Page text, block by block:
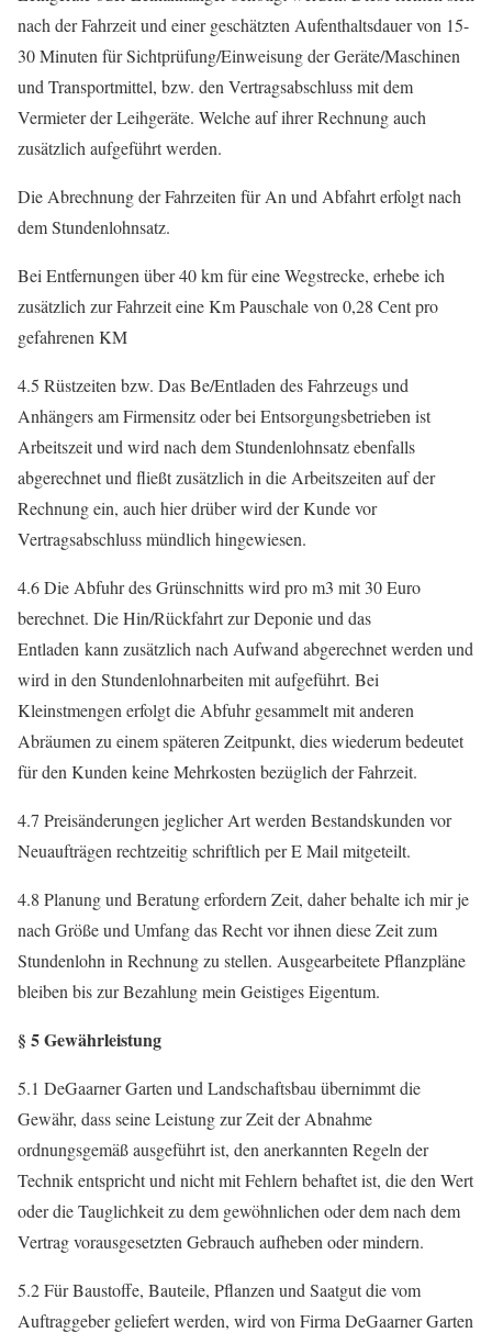
nach der Fahrzeit und einer geschätzten Aufenthaltsdauer von 15-
30 Minuten für Sichtprüfung/Einweisung der Geräte/Maschinen
und Transportmittel, bzw. den Vertragsabschluss mit dem
Vermieter der Leihgeräte. Welche auf ihrer Rechnung auch
zusätzlich aufgeführt werden.
Die Abrechnung der Fahrzeiten für An und Abfahrt erfolgt nach
dem Stundenlohnsatz.
Bei Entfernungen über 40 km für eine Wegstrecke, erhebe ich
zusätzlich zur Fahrzeit eine Km Pauschale von 0,28 Cent pro
gefahrenen KM
4.5 Rüstzeiten bzw. Das Be/Entladen des Fahrzeugs und
Anhängers am Firmensitz oder bei Entsorgungsbetrieben ist
Arbeitszeit und wird nach dem Stundenlohnsatz ebenfalls
abgerechnet und fließt zusätzlich in die Arbeitszeiten auf der
Rechnung ein, auch hier drüber wird der Kunde vor
Vertragsabschluss mündlich hingewiesen.
4.6 Die Abfuhr des Grünschnitts wird pro m3 mit 30 Euro
berechnet. Die Hin/Rückfahrt zur Deponie und das
Entladen kann zusätzlich nach Aufwand abgerechnet werden und
wird in den Stundenlohnarbeiten mit aufgeführt. Bei
Kleinstmengen erfolgt die Abfuhr gesammelt mit anderen
Abräumen zu einem späteren Zeitpunkt, dies wiederum bedeutet
für den Kunden keine Mehrkosten bezüglich der Fahrzeit.
4.7 Preisänderungen jeglicher Art werden Bestandskunden vor
Neuaufträgen rechtzeitig schriftlich per E Mail mitgeteilt.
4.8 Planung und Beratung erfordern Zeit, daher behalte ich mir je
nach Größe und Umfang das Recht vor ihnen diese Zeit zum
Stundenlohn in Rechnung zu stellen. Ausgearbeitete Pflanzpläne
bleiben bis zur Bezahlung mein Geistiges Eigentum.
§ 5 Gewährleistung
5.1 DeGaarner Garten und Landschaftsbau übernimmt die
Gewähr, dass seine Leistung zur Zeit der Abnahme
ordnungsgemäß ausgeführt ist, den anerkannten Regeln der
Technik entspricht und nicht mit Fehlern behaftet ist, die den Wert
oder die Tauglichkeit zu dem gewöhnlichen oder dem nach dem
Vertrag vorausgesetzten Gebrauch aufheben oder mindern.
5.2 Für Baustoffe, Bauteile, Pflanzen und Saatgut die vom
Auftraggeber geliefert werden, wird von Firma DeGaarner Garten